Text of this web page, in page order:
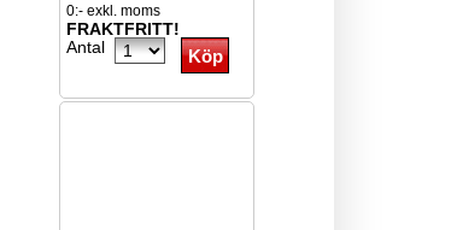
0:- exkl. moms
FRAKTFRITT!
Antal